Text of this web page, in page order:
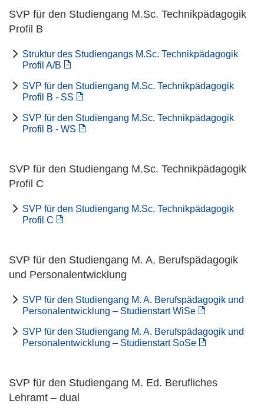
SVP für den Studiengang M.Sc. Technikpädagogik
Profil B
Struktur des Studiengangs M.Sc. Technikpädagogik
Profil A/B
SVP für den Studiengang M.Sc. Technikpädagogik
Profil B - SS
SVP für den Studiengang M.Sc. Technikpädagogik
Profil B - WS
SVP für den Studiengang M.Sc. Technikpädagogik
Profil C
SVP für den Studiengang M.Sc. Technikpädagogik
Profil C
SVP für den Studiengang M. A. Berufspädagogik
und Personalentwicklung
SVP für den Studiengang M. A. Berufspädagogik und
Personalentwicklung – Studienstart WiSe
SVP für den Studiengang M. A. Berufspädagogik und
Personalentwicklung – Studienstart SoSe
SVP für den Studiengang M. Ed. Berufliches
Lehramt – dual